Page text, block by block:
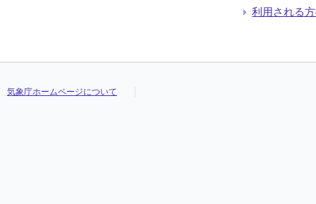
利用される
気象庁ホームページについて